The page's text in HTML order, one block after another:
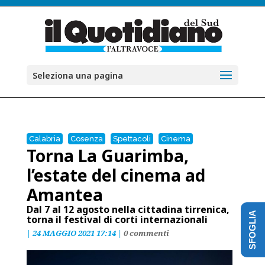
Seleziona una pagina
Calabria Cosenza Spettacoli Cinema
Torna La Guarimba,
l’estate del cinema ad
Amantea
Dal 7 al 12 agosto nella cittadina tirrenica,
torna il festival di corti internazionali
| 24 MAGGIO 2021 17:14| 0 commenti SFOGLIA